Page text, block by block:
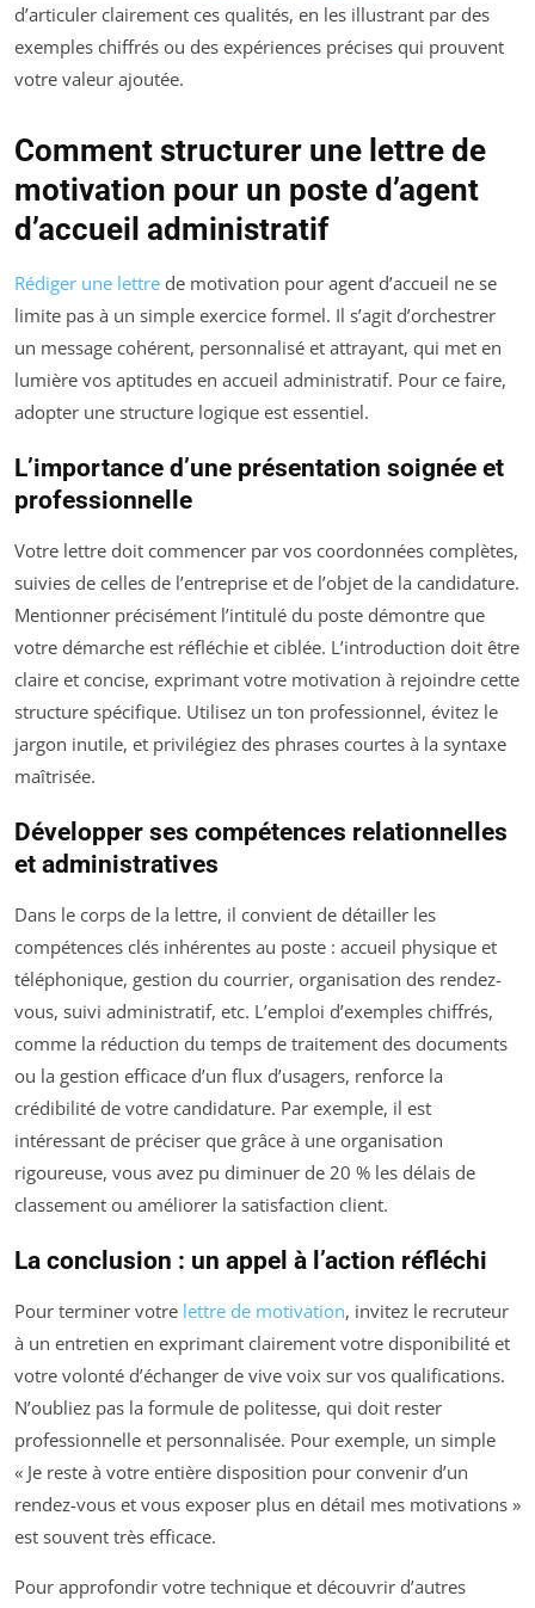
d’articuler clairement ces qualités, en les illustrant par des
exemples chiffrés ou des expériences précises qui prouvent
votre valeur ajoutée.
Comment structurer une lettre de
motivation pour un poste d’agent
d’accueil administratif
Rédiger une lettre de motivation pour agent d’accueil ne se
limite pas à un simple exercice formel. Il s’agit d’orchestrer
un message cohérent, personnalisé et attrayant, qui met en
lumière vos aptitudes en accueil administratif. Pour ce faire,
adopter une structure logique est essentiel.
L’importance d’une présentation soignée et
professionnelle
Votre lettre doit commencer par vos coordonnées complètes,
suivies de celles de l’entreprise et de l’objet de la candidature.
Mentionner précisément l’intitulé du poste démontre que
votre démarche est réfléchie et ciblée. L’introduction doit être
claire et concise, exprimant votre motivation à rejoindre cette
structure spécifique. Utilisez un ton professionnel, évitez le
jargon inutile, et privilégiez des phrases courtes à la syntaxe
maîtrisée.
Développer ses compétences relationnelles
et administratives
Dans le corps de la lettre, il convient de détailler les
compétences clés inhérentes au poste : accueil physique et
téléphonique, gestion du courrier, organisation des rendez-
vous, suivi administratif, etc. L’emploi d’exemples chiffrés,
comme la réduction du temps de traitement des documents
ou la gestion efficace d’un flux d’usagers, renforce la
crédibilité de votre candidature. Par exemple, il est
intéressant de préciser que grâce à une organisation
rigoureuse, vous avez pu diminuer de 20 % les délais de
classement ou améliorer la satisfaction client.
La conclusion : un appel à l’action réfléchi
Pour terminer votre lettre de motivation, invitez le recruteur
à un entretien en exprimant clairement votre disponibilité et
votre volonté d’échanger de vive voix sur vos qualifications.
N’oubliez pas la formule de politesse, qui doit rester
professionnelle et personnalisée. Pour exemple, un simple
« Je reste à votre entière disposition pour convenir d’un
rendez-vous et vous exposer plus en détail mes motivations »
est souvent très efficace.
Pour approfondir votre technique et découvrir d’autres